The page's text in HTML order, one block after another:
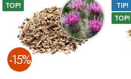
TOP!
­-15%
TIP!
TOP!